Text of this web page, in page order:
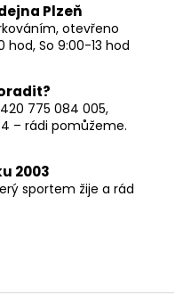
Plzeň
otevřeno
hod, So 9:00-13 hod
775 084 005,
– rádi pomůžeme.
2003
sportem žije a rád